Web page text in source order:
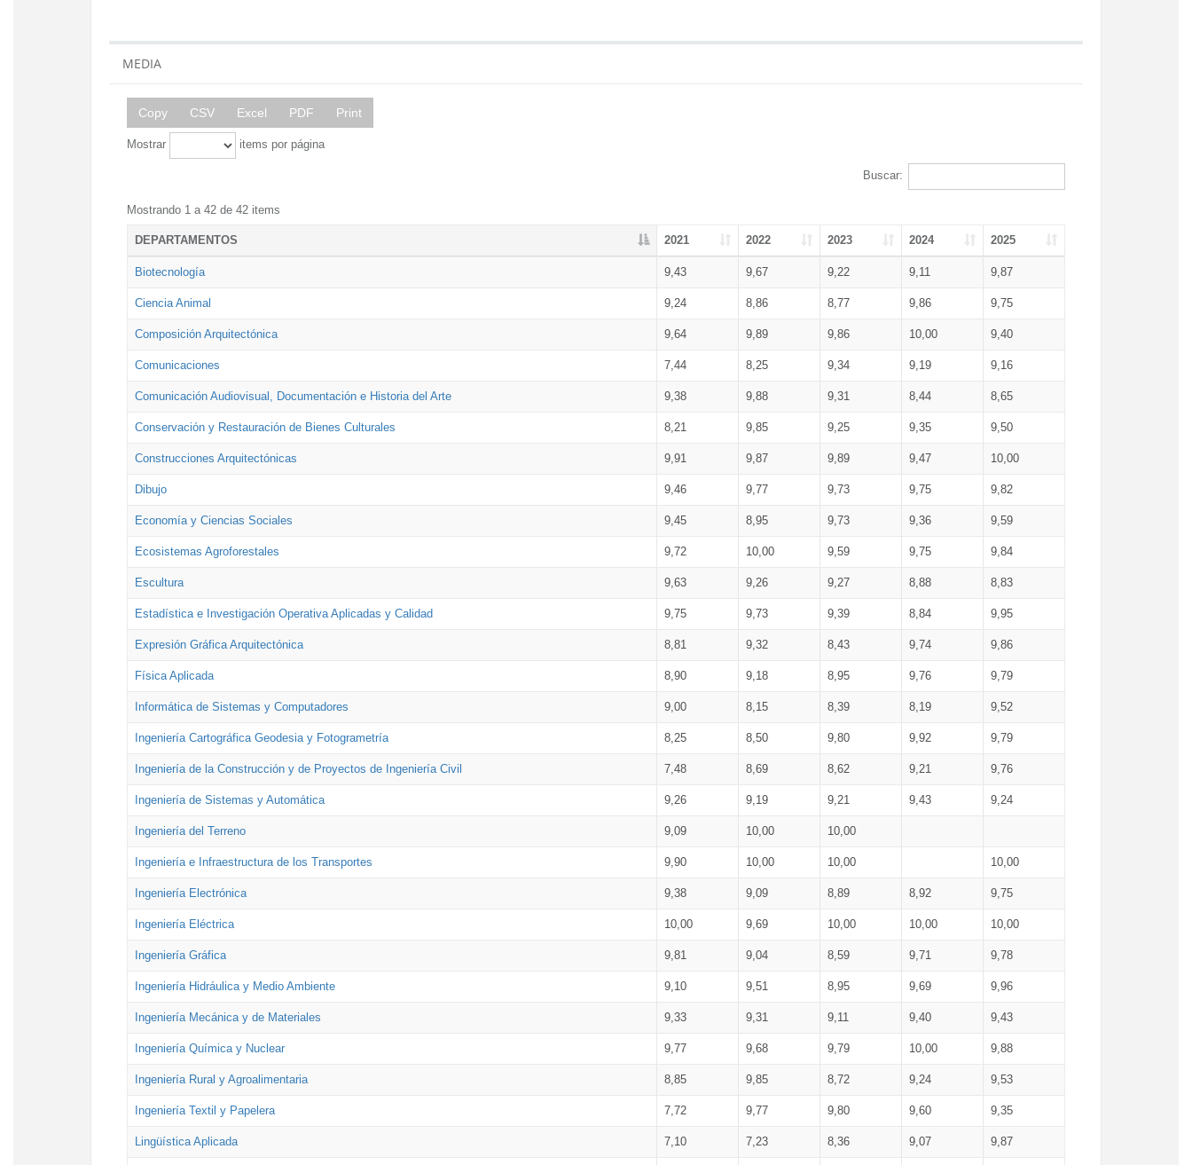
MEDIA
Copy CSV Excel PDF Print
Mostrar items por página
Buscar:
Mostrando 1 a 42 de 42 items
DEPARTAMENTOS 2021 2022 2023 2024 2025
Biotecnología 9,43 9,67 9,22 9,11 9,87
Ciencia Animal 9,24 8,86 8,77 9,86 9,75
Composición Arquitectónica 9,64 9,89 9,86 10,00 9,40
Comunicaciones 7,44 8,25 9,34 9,19 9,16
Comunicación Audiovisual, Documentación e Historia del Arte 9,38 9,88 9,31 8,44 8,65
Conservación y Restauración de Bienes Culturales 8,21 9,85 9,25 9,35 9,50
Construcciones Arquitectónicas 9,91 9,87 9,89 9,47 10,00
Dibujo 9,46 9,77 9,73 9,75 9,82
Economía y Ciencias Sociales 9,45 8,95 9,73 9,36 9,59
Ecosistemas Agroforestales 9,72 10,00 9,59 9,75 9,84
Escultura 9,63 9,26 9,27 8,88 8,83
Estadística e Investigación Operativa Aplicadas y Calidad 9,75 9,73 9,39 8,84 9,95
Expresión Gráfica Arquitectónica 8,81 9,32 8,43 9,74 9,86
Física Aplicada 8,90 9,18 8,95 9,76 9,79
Informática de Sistemas y Computadores 9,00 8,15 8,39 8,19 9,52
Ingeniería Cartográfica Geodesia y Fotogrametría 8,25 8,50 9,80 9,92 9,79
Ingeniería de la Construcción y de Proyectos de Ingeniería Civil 7,48 8,69 8,62 9,21 9,76
Ingeniería de Sistemas y Automática 9,26 9,19 9,21 9,43 9,24
Ingeniería del Terreno 9,09 10,00 10,00
Ingeniería e Infraestructura de los Transportes 9,90 10,00 10,00 10,00
Ingeniería Electrónica 9,38 9,09 8,89 8,92 9,75
Ingeniería Eléctrica 10,00 9,69 10,00 10,00 10,00
Ingeniería Gráfica 9,81 9,04 8,59 9,71 9,78
Ingeniería Hidráulica y Medio Ambiente 9,10 9,51 8,95 9,69 9,96
Ingeniería Mecánica y de Materiales 9,33 9,31 9,11 9,40 9,43
Ingeniería Química y Nuclear 9,77 9,68 9,79 10,00 9,88
Ingeniería Rural y Agroalimentaria 8,85 9,85 8,72 9,24 9,53
Ingeniería Textil y Papelera 7,72 9,77 9,80 9,60 9,35
Lingüística Aplicada 7,10 7,23 8,36 9,07 9,87